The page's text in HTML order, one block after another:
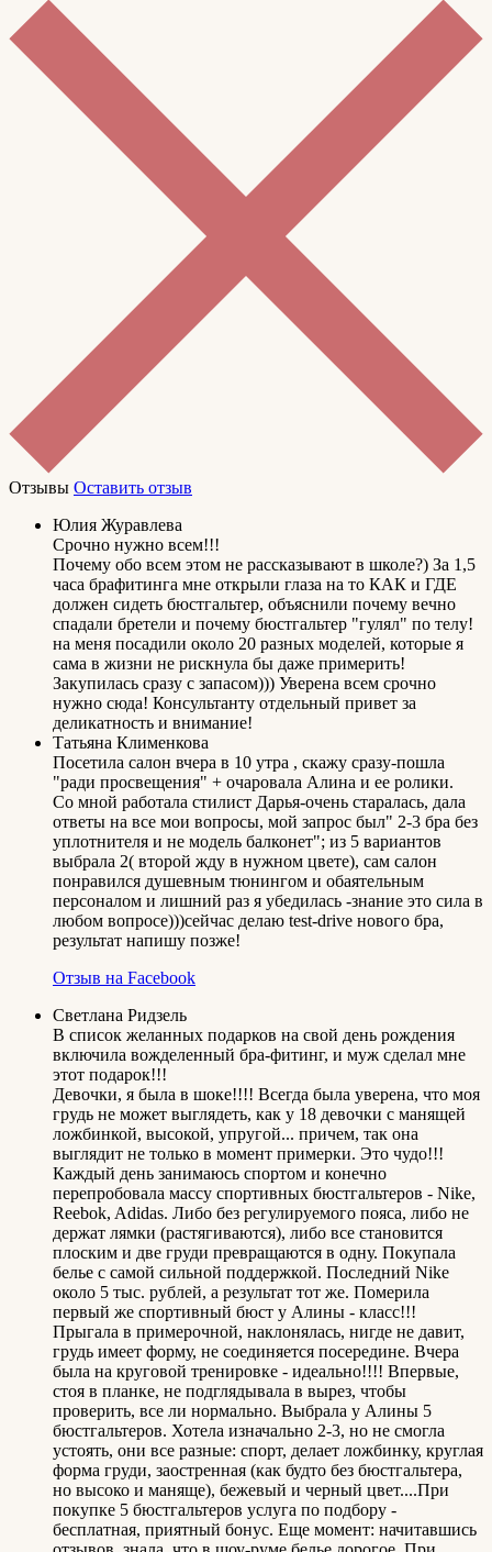
Отзывы Оставить отзыв
Юлия Журавлева
Срочно нужно всем!!!
Почему обо всем этом не рассказывают в школе?) За 1,5
часа брафитинга мне открыли глаза на то КАК и ГДЕ
должен сидеть бюстгальтер, объяснили почему вечно
спадали бретели и почему бюстгальтер "гулял" по телу!
на меня посадили около 20 разных моделей, которые я
сама в жизни не рискнула бы даже примерить!
Закупилась сразу с запасом))) Уверена всем срочно
нужно сюда! Консультанту отдельный привет за
деликатность и внимание!
Татьяна Клименкова
Посетила салон вчера в 10 утра , скажу сразу-пошла
"ради просвещения" + очаровала Алина и ее ролики.
Со мной работала стилист Дарья-очень старалась, дала
ответы на все мои вопросы, мой запрос был" 2-3 бра без
уплотнителя и не модель балконет"; из 5 вариантов
выбрала 2( второй жду в нужном цвете), сам салон
понравился душевным тюнингом и обаятельным
персоналом и лишний раз я убедилась -знание это сила в
любом вопросе)))сейчас делаю test-drive нового бра,
результат напишу позже!
Отзыв на Facebook
Светлана Ридзель
В список желанных подарков на свой день рождения
включила вожделенный бра-фитинг, и муж сделал мне
этот подарок!!!
Девочки, я была в шоке!!!! Всегда была уверена, что моя
грудь не может выглядеть, как у 18 девочки с манящей
ложбинкой, высокой, упругой... причем, так она
выглядит не только в момент примерки. Это чудо!!!
Каждый день занимаюсь спортом и конечно
перепробовала массу спортивных бюстгальтеров - Nike,
Reebok, Adidas. Либо без регулируемого пояса, либо не
держат лямки (растягиваются), либо все становится
плоским и две груди превращаются в одну. Покупала
белье с самой сильной поддержкой. Последний Nike
около 5 тыс. рублей, а результат тот же. Померила
первый же спортивный бюст у Алины - класс!!!
Прыгала в примерочной, наклонялась, нигде не давит,
грудь имеет форму, не соединяется посередине. Вчера
была на круговой тренировке - идеально!!!! Впервые,
стоя в планке, не подглядывала в вырез, чтобы
проверить, все ли нормально. Выбрала у Алины 5
бюстгальтеров. Хотела изначально 2-3, но не смогла
устоять, они все разные: спорт, делает ложбинку, круглая
форма груди, заостренная (как будто без бюстгальтера,
но высоко и маняще), бежевый и черный цвет....При
покупке 5 бюстгальтеров услуга по подбору -
бесплатная, приятный бонус. Еще момент: начитавшись